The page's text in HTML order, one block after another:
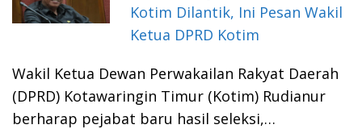
Kotim Dilantik, Ini Pesan Wakil
Ketua DPRD Kotim
Wakil Ketua Dewan Perwakailan Rakyat Daerah
(DPRD) Kotawaringin Timur (Kotim) Rudianur
berharap pejabat baru hasil seleksi,…